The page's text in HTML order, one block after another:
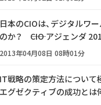
日本のCIOは、デジタルワ
のか？ ――CIO アジェンダ
2013年04月08日 08時01分
IT戦略の策定方法について極
エグゼクティブの成功とは